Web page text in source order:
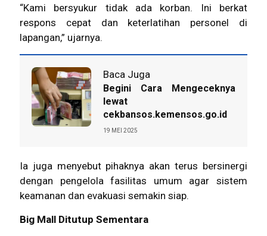
“Kami bersyukur tidak ada korban. Ini berkat
respons cepat dan keterlatihan personel di
lapangan,” ujarnya.
Baca Juga
Begini Cara Mengeceknya
lewat
cekbansos.kemensos.go.id
19 MEI 2025
Ia juga menyebut pihaknya akan terus bersinergi
dengan pengelola fasilitas umum agar sistem
keamanan dan evakuasi semakin siap.
Big Mall Ditutup Sementara